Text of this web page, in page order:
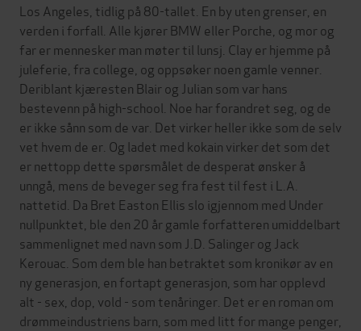
Los Angeles, tidlig på 80-tallet. En by uten grenser, en
verden i forfall. Alle kjører BMW eller Porche, og mor og
far er mennesker man møter til lunsj. Clay er hjemme på
juleferie, fra college, og oppsøker noen gamle venner.
Deriblant kjæresten Blair og Julian som var hans
bestevenn på high-school. Noe har forandret seg, og de
er ikke sånn som de var. Det virker heller ikke som de selv
vet hvem de er. Og ladet med kokain virker det som det
er nettopp dette spørsmålet de desperat ønsker å
unngå, mens de beveger seg fra fest til fest i L.A.
nattetid. Da Bret Easton Ellis slo igjennom med Under
nullpunktet, ble den 20 år gamle forfatteren umiddelbart
sammenlignet med navn som J.D. Salinger og Jack
Kerouac. Som dem ble han betraktet som kronikør av en
ny generasjon, en fortapt generasjon, som har opplevd
alt - sex, dop, vold - som tenåringer. Det er en roman om
drømmeindustriens barn, som med litt for mange penger,